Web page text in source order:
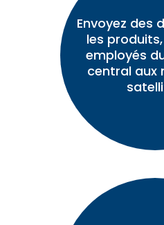
Envoyez des
les
employés
central aux